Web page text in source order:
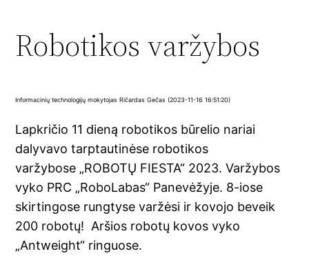
Robotikos varžybos
Informacinių technologijų mokytojas Ričardas Gečas (2023-11-16 16:51:20)
Lapkričio 11 dieną robotikos būrelio nariai
dalyvavo tarptautinėse robotikos
varžybose „ROBOTŲ FIESTA“ 2023. Varžybos
vyko PRC „RoboLabas“ Panevėžyje. 8-iose
skirtingose rungtyse varžėsi ir kovojo beveik
200 robotų! Aršios robotų kovos vyko
„Antweight“ ringuose.